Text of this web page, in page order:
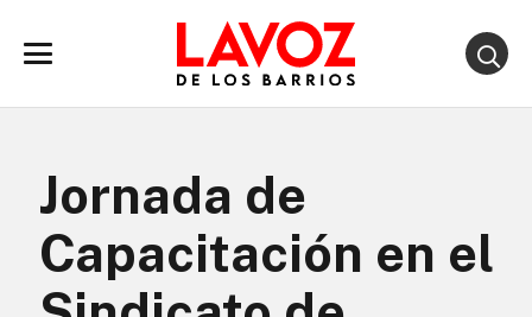
Jornada de
Capacitación en el